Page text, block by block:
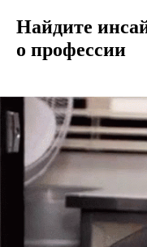
Найдите
о профессии